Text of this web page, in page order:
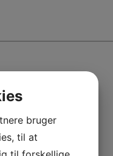
bruger
til at